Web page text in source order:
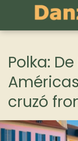
Polka:
cruzó